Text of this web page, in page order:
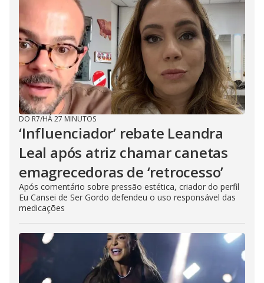
DO R7/HÁ 27 MINUTOS
‘Influenciador’ rebate Leandra
Leal após atriz chamar canetas
emagrecedoras de ‘retrocesso’
Após comentário sobre pressão estética, criador do perfil
Eu Cansei de Ser Gordo defendeu o uso responsável das
medicações